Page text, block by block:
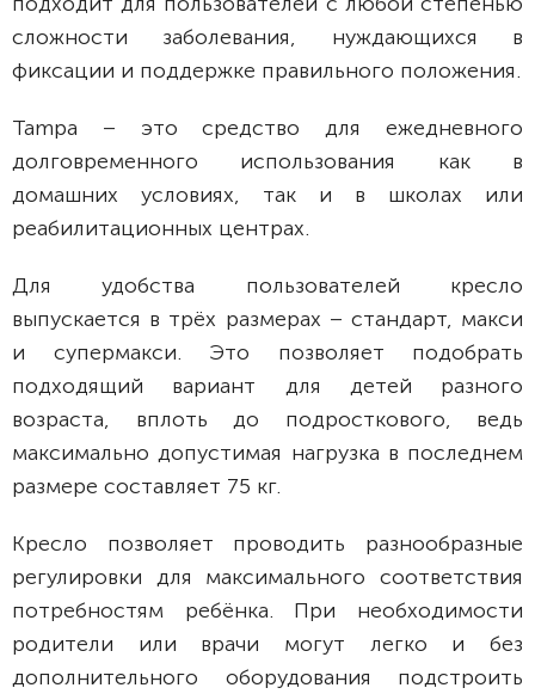
сложности заболевания, нуждающихся в
фиксации и поддержке правильного положения.
Tampa – это средство для ежедневного
долговременного использования как в
домашних условиях, так и в школах или
реабилитационных центрах.
Для удобства пользователей кресло
выпускается в трёх размерах – стандарт, макси
и супермакси. Это позволяет подобрать
подходящий вариант для детей разного
возраста, вплоть до подросткового, ведь
максимально допустимая нагрузка в последнем
размере составляет 75 кг.
Кресло позволяет проводить разнообразные
регулировки для максимального соответствия
потребностям ребёнка. При необходимости
родители или врачи могут легко и без
дополнительного оборудования подстроить